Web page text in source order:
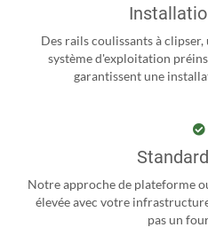
Des rails coulissants à
système d'exploitation
garantissent une
Notre approche de plateforme
élevée avec votre
pas un